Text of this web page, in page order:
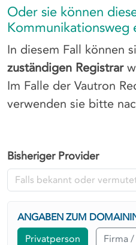
Oder sie können
Kommunikationsweg
In diesem Fall können
zuständigen Registrar
Im Falle der Vautron
verwenden sie bitte
Bisheriger Provider
ANGABEN ZUM
Privatperson
Firma